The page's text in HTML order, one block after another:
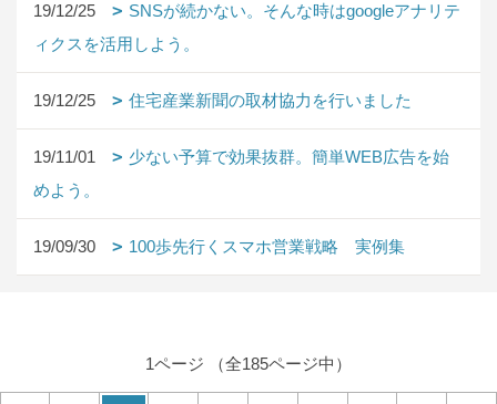
19/12/25
SNSが続かない。そんな時はgoogleアナリテ
ィクスを活用しよう。
19/12/25 住宅産業新聞の取材協力を行いました
19/11/01
少ない予算で効果抜群。簡単WEB広告を始
めよう。
19/09/30 100歩先行くスマホ営業戦略 実例集
1ページ （全185ページ中）